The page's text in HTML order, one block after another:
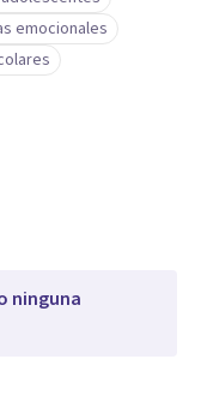
emocionales
ninguna